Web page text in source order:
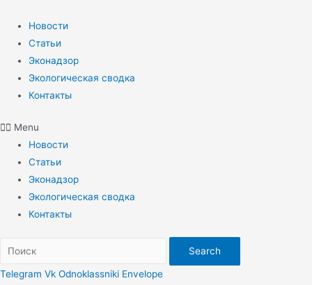
содержимому
Новости
Статьи
Эконадзор
Экологическая сводка
Контакты
Menu
Новости
Статьи
Эконадзор
Экологическая сводка
Контакты
Search
Telegram Vk Odnoklassniki Envelope